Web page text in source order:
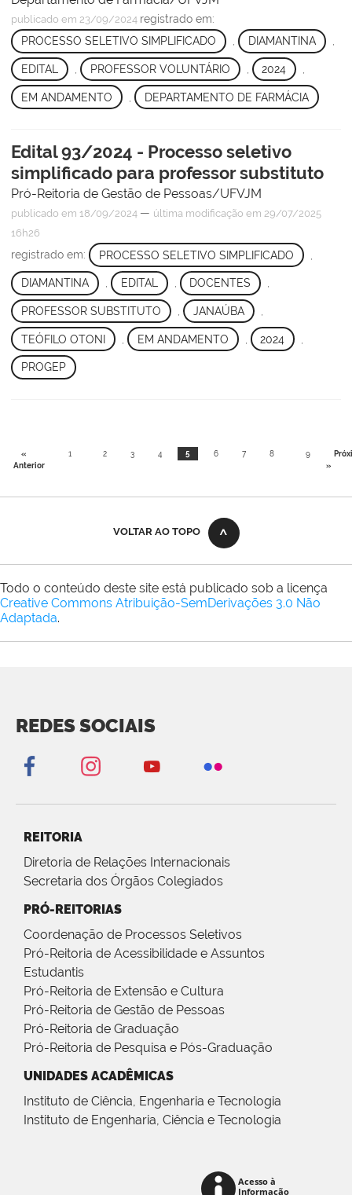
publicado em 23/09/2024 registrado em:
PROCESSO SELETIVO SIMPLIFICADO
, DIAMANTINA ,
EDITAL PROFESSOR VOLUNTÁRIO 2024
EM ANDAMENTO DEPARTAMENTO DE FARMÁCIA
Edital 93/2024 - Processo seletivo
simplificado para professor substituto
Pró-Reitoria de Gestão de Pessoas/UFVJM
publicado em 18/09/2024 — última modificação em 29/07/2025
16h26
registrado em: PROCESSO SELETIVO SIMPLIFICADO
DIAMANTINA , EDITAL , DOCENTES ,
PROFESSOR SUBSTITUTO JANAÚBA
TEÓFILO OTONI EM ANDAMENTO 2024
PROGEP
«
Anterior
1 2 3 4 5 6 7 8 9
»
VOLTAR AO TOPO
Todo o conteúdo deste site está publicado sob a licença
Creative Commons Atribuição-SemDerivações 3.0 Não
Adaptada.
REDES SOCIAIS
REITORIA
Diretoria de Relações Internacionais
Secretaria dos Órgãos Colegiados
PRÓ-REITORIAS
Coordenação de Processos Seletivos
Pró-Reitoria de Acessibilidade e Assuntos
Estudantis
Pró-Reitoria de Extensão e Cultura
Pró-Reitoria de Gestão de Pessoas
Pró-Reitoria de Graduação
Pró-Reitoria de Pesquisa e Pós-Graduação
UNIDADES ACADÊMICAS
Instituto de Ciência, Engenharia e Tecnologia
Instituto de Engenharia, Ciência e Tecnologia